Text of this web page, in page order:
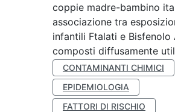
coppie madre-bambino
associazione tra
infantili Ftalati e Bisfenolo
composti diffusamente
CONTAMINANTI CHIMICI
EPIDEMIOLOGIA
FATTORI DI RISCHIO